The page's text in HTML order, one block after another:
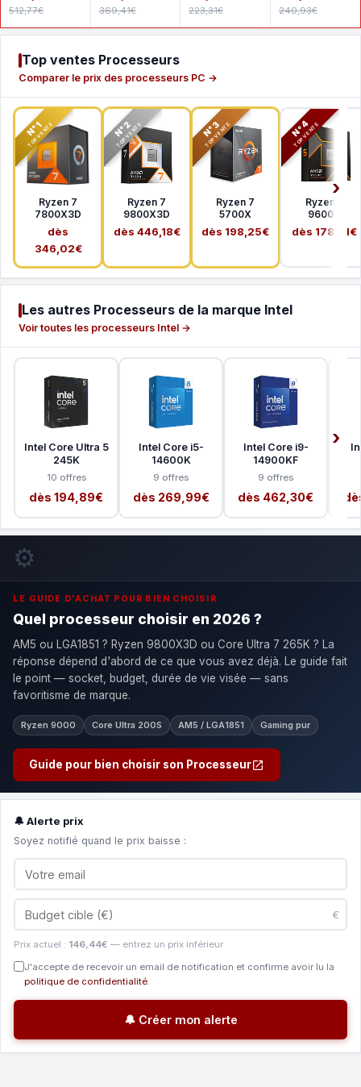
512,77€ 369,41€ 223,31€ 240,93€
Top ventes Processeurs
Comparer le prix des processeurs PC →
N°1
TOP VENTE
Ryzen 7
7800X3D
dès
346,02€
N°2
TOP VENTE
Ryzen 7
9800X3D
dès 446,18€
N°3
TOP VENTE
Ryzen 7
5700X
dès 198,25€
N°4
TOP VENTE
Ryzen 5
9600X
dès 178,41€
Les autres Processeurs de la marque Intel
Voir toutes les processeurs Intel →
Intel Core Ultra 5
245K
10 offres
dès 194,89€
Intel Core i5-
14600K
9 offres
dès 269,99€
Intel Core i9-
14900KF
9 offres
dès 462,30€
⚙️
LE GUIDE D'ACHAT POUR BIEN CHOISIR
Quel processeur choisir en 2026 ?
AM5 ou LGA1851 ? Ryzen 9800X3D ou Core Ultra 7 265K ? La
réponse dépend d'abord de ce que vous avez déjà. Le guide fait
le point — socket, budget, durée de vie visée — sans
favoritisme de marque.
Ryzen 9000 Core Ultra 200S AM5 / LGA1851 Gaming pur
Guide pour bien choisir son Processeur
🔔 Alerte prix
Soyez notifié quand le prix baisse :
€
Prix actuel : 146,44€ — entrez un prix inférieur
J'accepte de recevoir un email de notification et confirme avoir lu la
politique de confidentialité.
🔔 Créer mon alerte